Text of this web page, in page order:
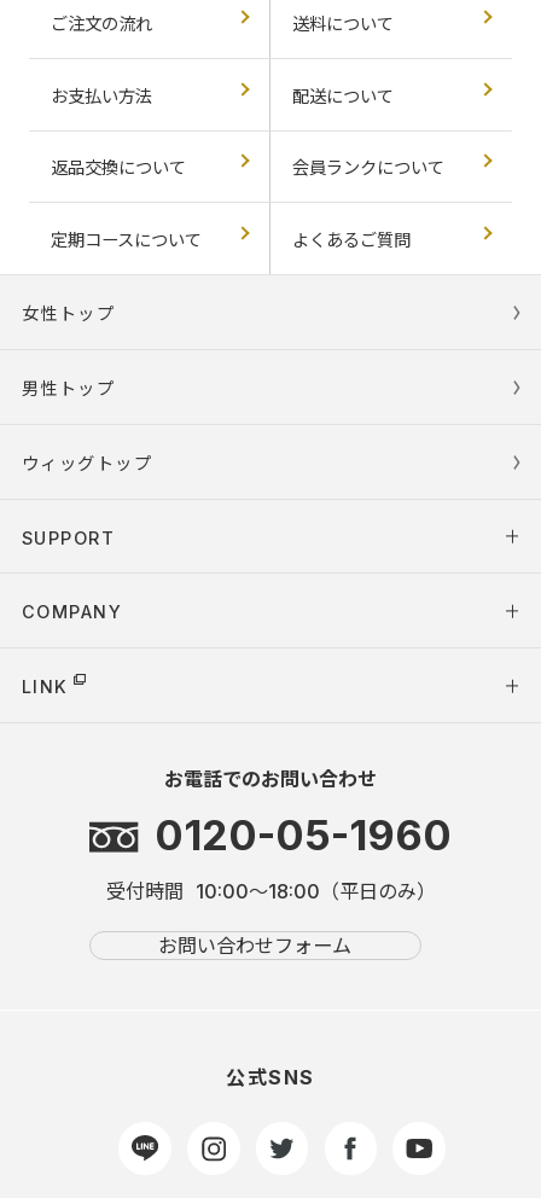
ご注文の流れ 送料について
お支払い方法 配送について
返品交換について 会員ランクについて
定期コースについて よくあるご質問
女性トップ
男性トップ
ウィッグトップ
SUPPORT
COMPANY
LINK
お電話でのお問い合わせ
0120-05-1960
受付時間 10:00～18:00（平日のみ）
お問い合わせフォーム
公式SNS